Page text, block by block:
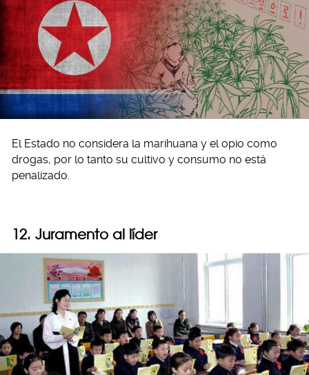
El Estado no considera la marihuana y el opio como
drogas, por lo tanto su cultivo y consumo no está
penalizado.
12. Juramento al líder